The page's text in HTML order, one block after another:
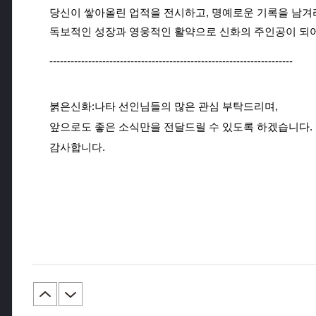
당신이 쌓아올린 업적을 전시하고, 명예로운 기록을 남겨
독보적인 성장과 영웅적인 활약으로 신화의 주인공이 되
---------------------------------------------------------------------
붉은신화:나타 선인님들의 많은 관심 부탁드리며,
앞으로도 좋은 소식만을 전달드릴 수 있도록 하겠습니다.
감사합니다.